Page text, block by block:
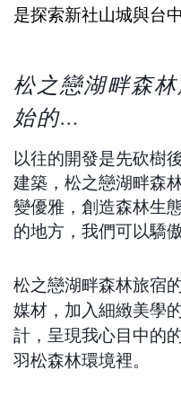
是探索新社山城與台
松之戀湖畔森
始的…
以往的開發是先砍樹
建築，松之戀湖畔森
變優雅，創造森林生
的地方，我們可以驕
松之戀湖畔森林旅宿
媒材，加入細緻美學
計，呈現我心目中的
羽松森林環境裡。